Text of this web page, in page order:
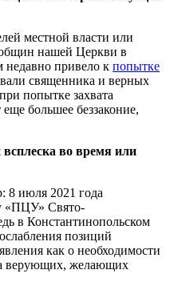
местной власти или
общин нашей Церкви в
привело к попытке
священника и верных
попытке захвата
большее беззаконие,
во время или
8 июля 2021 года
«ПЦУ» Свято-
в Константинопольском
позиций
как о необходимости
верующих, желающих